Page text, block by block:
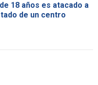
18 años es atacado a
de un centro